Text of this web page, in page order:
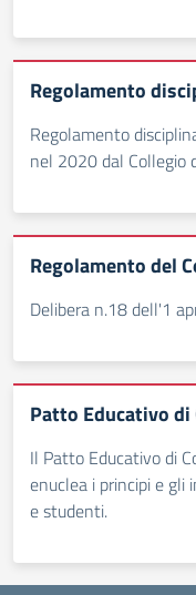
Regolamento
Regolamento
nel 2020 dal Collegio
Regolamento del
Delibera n.18 dell'1
Patto Educativo
Il Patto Educativo di
enuclea i principi e gli
e studenti.